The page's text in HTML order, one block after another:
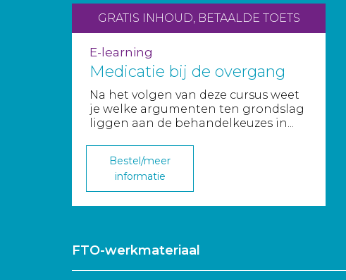
GRATIS INHOUD, BETAALDE TOETS
E-learning
Medicatie bij de overgang
Na het volgen van deze cursus weet
je welke argumenten ten grondslag
liggen aan de behandelkeuzes in...
Bestel/meer
informatie
FTO-werkmateriaal